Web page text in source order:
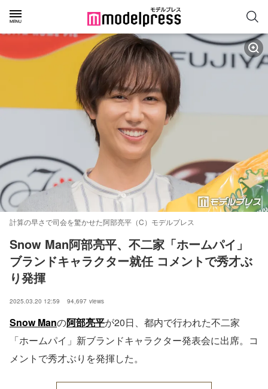
計算の早さで司会を驚かせた阿部亮平（C）モデルプレス
Snow Man阿部亮平、不二家「ホームパイ」
ブランドキャラクター就任 コメントで秀才ぶ
り発揮
2025.03.20 12:59 94,697 views
Snow Manの阿部亮平が20日、都内で行われた不二家
「ホームパイ」新ブランドキャラクター発表会に出席。コ
メントで秀才ぶりを発揮した。